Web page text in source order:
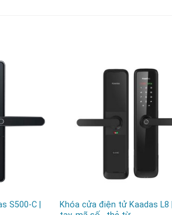
S500-C |
Khóa cửa điện tử Kaadas L8